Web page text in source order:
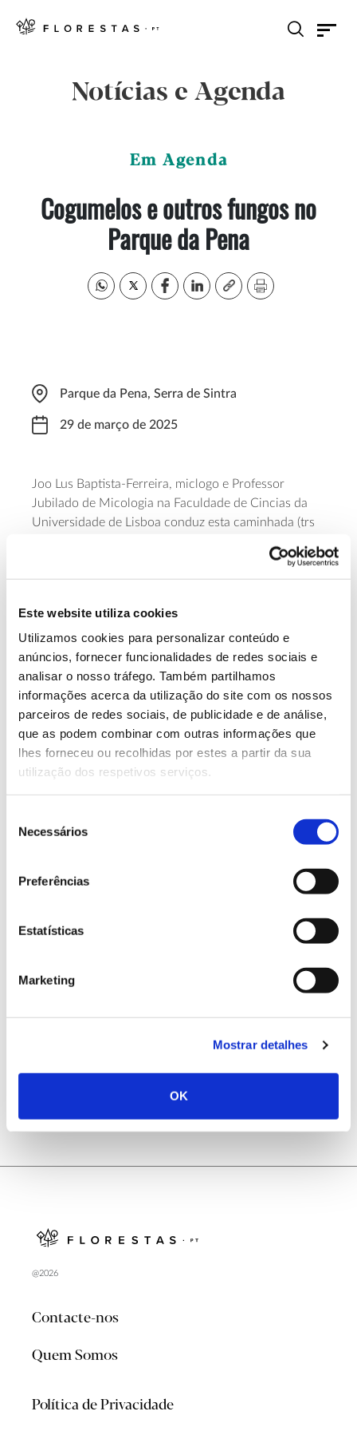
Este website utiliza cookies
Utilizamos cookies para personalizar conteúdo e
anúncios, fornecer funcionalidades de redes sociais e
analisar o nosso tráfego. Também partilhamos
informações acerca da utilização do site com os nossos
parceiros de redes sociais, de publicidade e de análise,
que as podem combinar com outras informações que
lhes forneceu ou recolhidas por estes a partir da sua
utilização dos respetivos serviços.
Necessários
Preferências
Estatísticas
Marketing
Mostrar detalhes
OK
Notícias e Agenda
Em Agenda
Cogumelos e outros fungos no
Parque da Pena
Parque da Pena, Serra de Sintra
29 de março de 2025
Joo Lus Baptista-Ferreira, miclogo e Professor
Jubilado de Micologia na Faculdade de Cincias da
Universidade de Lisboa conduz esta caminhada (trs
diversidade e do papel central que desempenham
nos ecossistemas. O ponto de encontro est marcado
participao tem um valor de 18 a 20 euros.
Saiba mais
13.07.2026
Genoma do priolo e de outras espécies em risco:
conhecer para conservar
Registar galhas de Trichi em acácia-das-espigas:
25.06.2026
Natureza e florestas procuram jovens voluntários
@2026
Contacte-nos
Quem Somos
Política de Privacidade